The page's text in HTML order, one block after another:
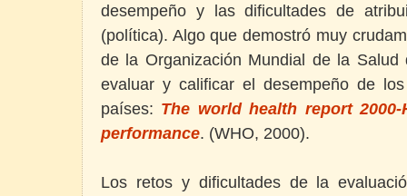
desempeño y las dificultades de
(política). Algo que demostró muy
de la Organización Mundial de la
evaluar y calificar el desempeño de
países: The world health report
performance. (WHO, 2000).
Los retos y dificultades de la